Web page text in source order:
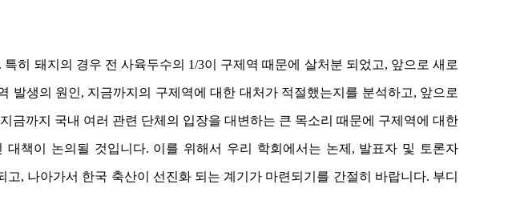
히 돼지의 경우 전 사육두수의 1/3이 구제역 때문에 살처분 되었고, 앞으로 새로
생의 원인, 지금까지의 구제역에 대한 대처가 적절했는지를 분석하고, 앞으로
금까지 국내 여러 관련 단체의 입장을 대변하는 큰 목소리 때문에 구제역에 대한
책이 논의될 것입니다. 이를 위해서 우리 학회에서는 논제, 발표자 및 토론자
, 나아가서 한국 축산이 선진화 되는 계기가 마련되기를 간절히 바랍니다. 부디